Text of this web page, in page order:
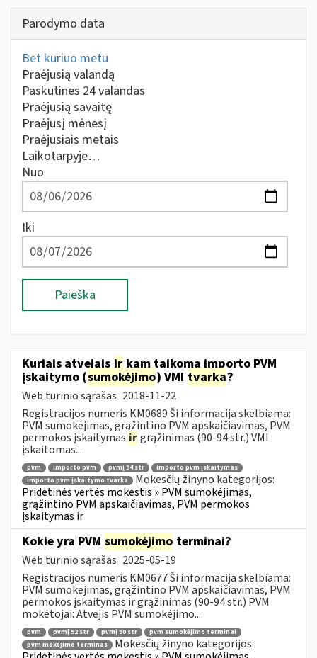
Parodymo data
Bet kuriuo metu
Praėjusią valandą
Paskutines 24 valandas
Praėjusią savaitę
Praėjusį mėnesį
Praėjusiais metais
Laikotarpyje…
Nuo
Iki
Paieška
Kuriais atvejais ir kam taikoma importo PVM
įskaitymo (sumokėjimo) VMI tvarka?
Web turinio sąrašas 2018-11-22
Registracijos numeris KM0689 Ši informacija skelbiama:
PVM sumokėjimas, grąžintino PVM apskaičiavimas, PVM
permokos įskaitymas irgrąžinimas (90-94 str.) VMI
įskaitomas...
pvm importo pvm pvmį 94 str
importo pvm įskaitymas
importo pvm įskaitymo tvarka
Mokesčių žinyno kategorijos:
Pridėtinės vertės mokestis » PVM sumokėjimas,
grąžintino PVM apskaičiavimas, PVM permokos
įskaitymas ir
Kokie yra PVM sumokėjimo terminai?
Web turinio sąrašas 2025-05-19
Registracijos numeris KM0677 Ši informacija skelbiama:
PVM sumokėjimas, grąžintino PVM apskaičiavimas, PVM
permokos įskaitymas ir grąžinimas (90-94 str.) PVM
mokėtojai: Atvejis PVM sumokėjimo...
pvm pvmį 92 str pvmį 90 str
pvm sumokėjimo terminai
pvm mokėjimo terminas
Mokesčių žinyno kategorijos: